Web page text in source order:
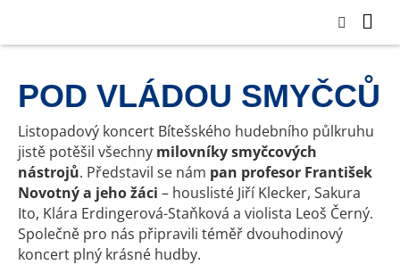
POD VLÁDOU SMYČCŮ
Listopadový koncert Bítešského hudebního půlkruhu
jistě potěšil všechny milovníky smyčcových
nástrojů. Představil se nám pan profesor František
Novotný a jeho žáci – houslisté Jiří Klecker, Sakura
Ito, Klára Erdingerová-Staňková a violista Leoš Černý.
Společně pro nás připravili téměř dvouhodinový
koncert plný krásné hudby.